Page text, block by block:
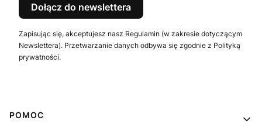
Dołącz do newslettera
Zapisując się, akceptujesz nasz Regulamin (w zakresie dotyczącym
Newslettera). Przetwarzanie danych odbywa się zgodnie z Polityką
prywatności.
Linki w stopce
POMOC